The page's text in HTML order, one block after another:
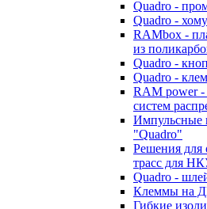
Quadro -
Quadro -
RAMbox -
из
Quadro -
Quadro -
RAM power -
систем
Импульсные
"Quadro"
Решения
трасс для
Quadro -
Клеммы на
Гибкие